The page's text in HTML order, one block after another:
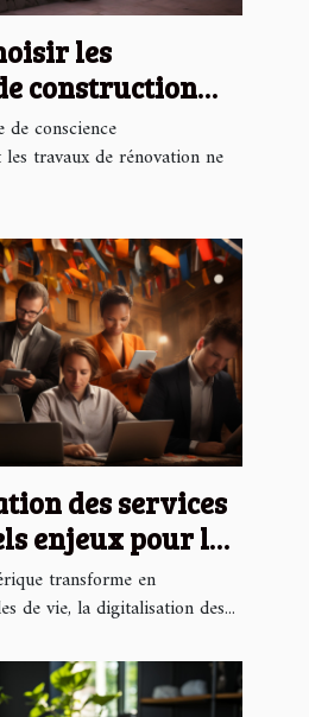
les
construction
réduire
de
rénovation
conscience
travaux de rénovation ne
des services
enjeux pour les
transforme en
de vie, la digitalisation des...